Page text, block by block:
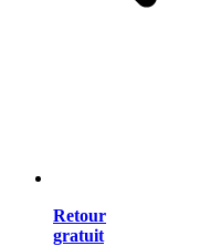
Retour
gratuit